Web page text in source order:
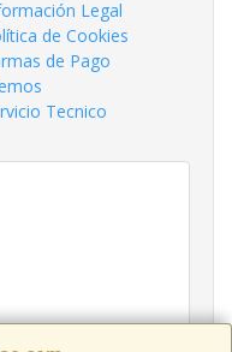
Legal
de Cookies
de Pago
Tecnico